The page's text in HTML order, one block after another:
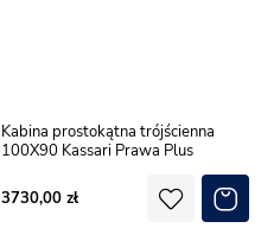
Kabina prostokątna trójścienna
100X90 Kassari Prawa Plus
3730,00